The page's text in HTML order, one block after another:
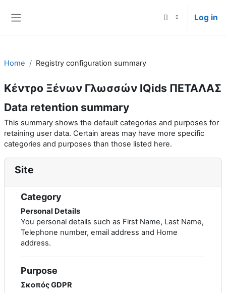
Log in
Home Registry configuration summary
Κέντρο Ξένων Γλωσσών IQids ΠΕΤΑΛΑΣ
Data retention summary
This summary shows the default categories and purposes for
retaining user data. Certain areas may have more specific
categories and purposes than those listed here.
Site
Category
Personal Details
You personal details such as First Name, Last Name,
Telephone number, email address and Home
address.
Purpose
Σκοπός GDPR